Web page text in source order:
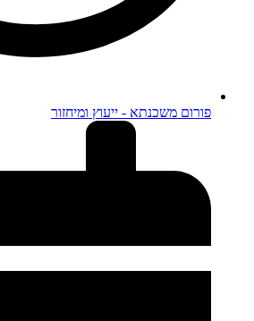
פורום משכנתא - ייעוץ ומיחזור